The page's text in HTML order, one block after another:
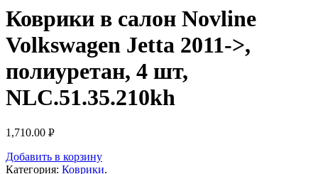
Коврики в салон Novline
Volkswagen Jetta 2011->,
полиуретан, 4 шт,
NLC.51.35.210kh
1,710.00 Р
Добавить в корзину
Категория: Коврики.